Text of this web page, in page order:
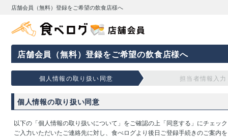
店舗会員（無料）登録をご希望の飲食店様へ
店舗会員（無料）登録をご希望の飲食店様へ
個人情報の取り扱い同意 担当者情報入力
個人情報の取り扱い同意
以下の「個人情報の取り扱いについて」をご確認の上「同意する」にチェッ
ご入力いただいたご連絡先に対し、食べログより後日ご登録手続きのご案内